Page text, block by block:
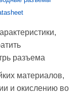
разъема
материалов,
и окислению во